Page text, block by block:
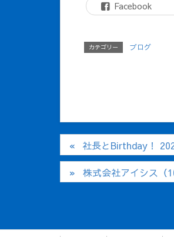
Facebook
カテゴリー ブログ
社長とBirthday！
株式会社アイシス（